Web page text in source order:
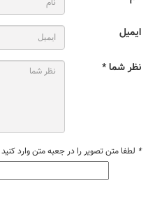
ایمیل
نظر شما *
* لطفا متن تصویر را در جعبه متن وارد کنید